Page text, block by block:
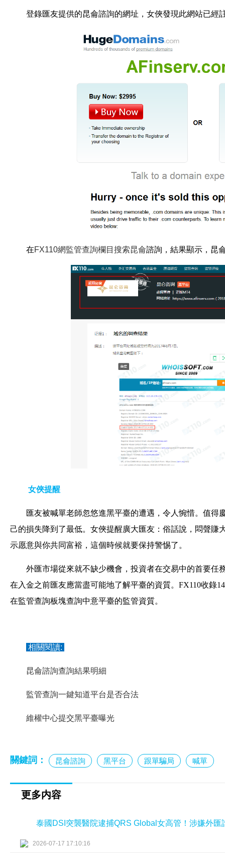
登錄匯友提供的昆侖諮詢的網址，女俠發現此網站已經
在FX110網監管查詢欄目搜索昆侖諮詢，結果顯示，昆
女俠提醒
匯友被喊單老師忽悠進黑平臺的遭遇，令人惋惜。值
己的損失降到了最低。女俠提醒廣大匯友：俗話說，悶聲
示愿意與你共同富裕，這個時候就要保持警惕了。
外匯市場從來就不缺少機會，投資者在交易中的首要任
在入金之前匯友應當盡可能地了解平臺的資質。FX110收錄
在監管查詢板塊查詢中意平臺的監管資質。
相關閱讀:
昆侖諮詢查詢結果明細
監管查詢一鍵知道平台是否合法
維權中心提交黑平臺曝光
關鍵詞： 昆侖諮詢 黑平台 跟單騙局 喊單
更多内容
泰國DSI突襲醫院逮捕QRS Global女高管！涉嫌外
2026-07-17 17:10:16